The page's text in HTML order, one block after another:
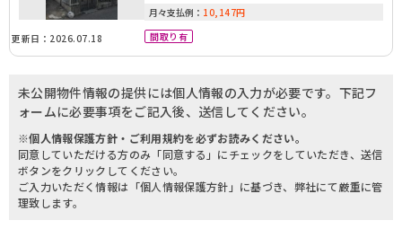
月々支払例： 10,147円
間取り有
更新日：2026.07.18
未公開物件情報の提供には個人情報の入力が必要です。下記フ
ォームに必要事項をご記入後、送信してください。
※個人情報保護方針・ご利用規約を必ずお読みください。
同意していただける方のみ「同意する」にチェックをしていただき、送信
ボタンをクリックしてください。
ご入力いただく情報は「個人情報保護方針」に基づき、弊社にて厳重に管
理致します。